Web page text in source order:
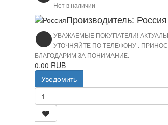
Нет в наличии
Производитель: Россия
УВАЖАЕМЫЕ ПОКУПАТЕЛИ!
УТОЧНЯЙТЕ ПО ТЕЛЕФОНУ .
БЛАГОДАРИМ ЗА ПОНИМАНИЕ.
0.00 RUB
Уведомить